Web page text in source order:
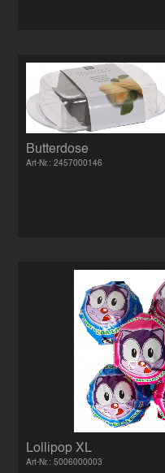
Butterdose
Art-Nr.: 2457000146
Lollipop XL
Art-Nr.: 5006000003